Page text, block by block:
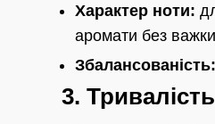
Характер ноти:
аромати без
Збалансованість:
3. Тривалість